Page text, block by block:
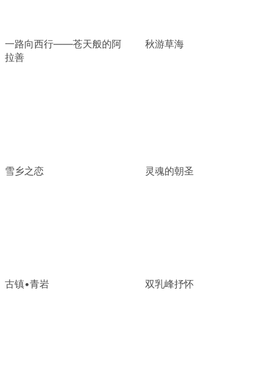
一路向西行——苍天般的阿
拉善
秋游草海
雪乡之恋 灵魂的朝圣
古镇•青岩 双乳峰抒怀